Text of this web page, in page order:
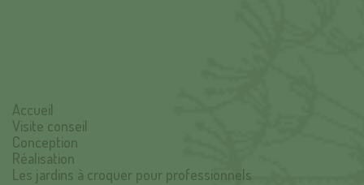
Accueil
Visite conseil
Conception
Réalisation
Les jardins à croquer pour professionnels